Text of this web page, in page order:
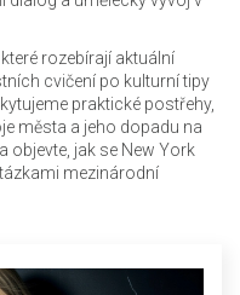
rozebírají aktuální
cvičení po kulturní tipy
praktické postřehy,
města a jeho dopadu na
objevte, jak se New York
mezinárodní